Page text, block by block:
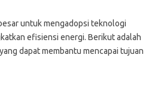
untuk mengadopsi teknologi
efisiensi energi. Berikut adalah
dapat membantu mencapai tujuan